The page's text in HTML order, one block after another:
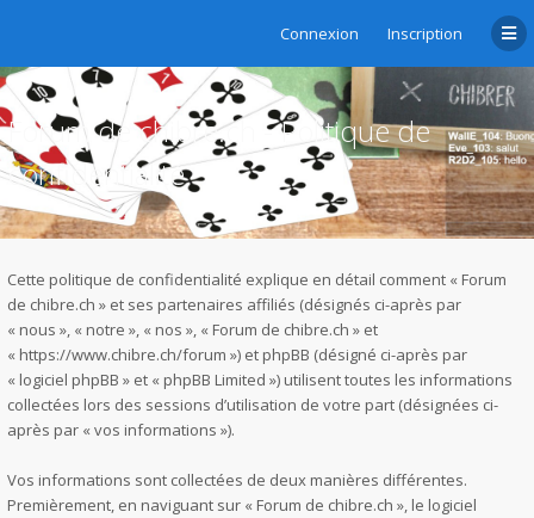
Connexion Inscription
Forum de chibre.ch - Politique de
confidentialité
Cette politique de confidentialité explique en détail comment « Forum
de chibre.ch » et ses partenaires affiliés (désignés ci-après par
« nous », « notre », « nos », « Forum de chibre.ch » et
« https://www.chibre.ch/forum ») et phpBB (désigné ci-après par
« logiciel phpBB » et « phpBB Limited ») utilisent toutes les informations
collectées lors des sessions d’utilisation de votre part (désignées ci-
après par « vos informations »).
Vos informations sont collectées de deux manières différentes.
Premièrement, en naviguant sur « Forum de chibre.ch », le logiciel